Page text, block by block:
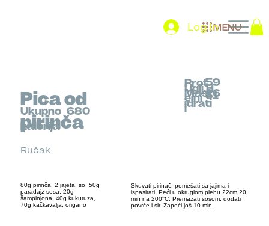
MENU
Log In
Pica od
pirinča
Ručak
Ukupno
kalorija
680
Prot
eini
Uglj.H
idrati
59
Mast
i
51
26
80g pirinča, 2 jajeta, so, 50g
paradajz sosa, 20g
šampinjona, 40g kukuruza,
70g kačkavalja, origano
Skuvati pirinač, pomešati sa jajima i
ispasirati. Peći u okruglom plehu 22cm 20
min na 200°C. Premazati sosom, dodati
povrće i sir. Zapeći još 10 min.